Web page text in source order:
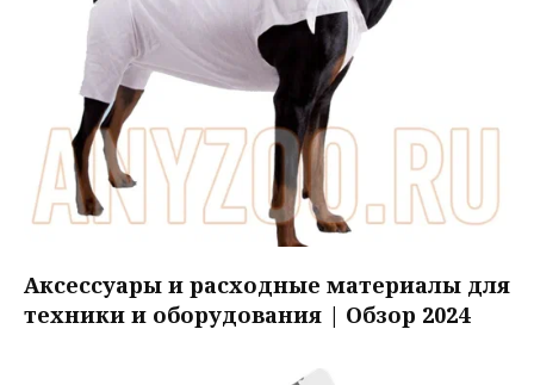
Аксессуары и расходные материалы для
техники и оборудования | Обзор 2024